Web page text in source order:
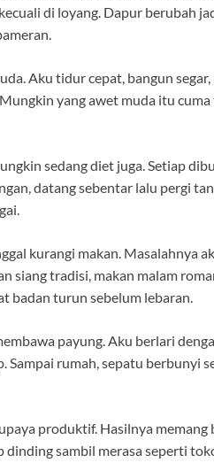
di loyang. Dapur berubah
Aku tidur cepat, bangun
yang awet muda itu
sedang diet juga. Setiap
datang sebentar lalu pergi
kurangi makan. Masalahnya
siang tradisi, makan malam
badan turun sebelum lebaran.
payung. Aku berlari
Sampai rumah, sepatu berbunyi
produktif. Hasilnya memang
sambil merasa seperti